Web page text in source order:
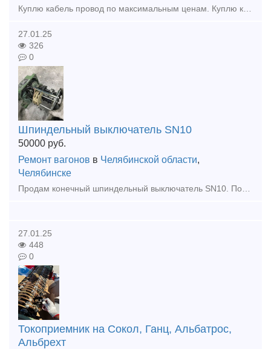
Куплю кaбeль провод по максимальным ценам. Куплю кабель силовой, кабель контрольный, кабель гибкий шланговый, провод с хранения, невостребованный, неликвид, остатки, новый, оптом, Дорого.
27.01.25
326
0
Шпиндельный выключатель SN10
50000 руб.
Ремонт вагонов в Челябинской области,
Челябинске
Продам конечный шпиндельный выключатель SN10. Подходит для кранов РДК, ЕДК, Ганс, Альбатрос и прочих. Отгрузка во все регионы РФ
27.01.25
448
0
Токоприемник на Сокол, Ганц, Альбатрос,
Альбрехт